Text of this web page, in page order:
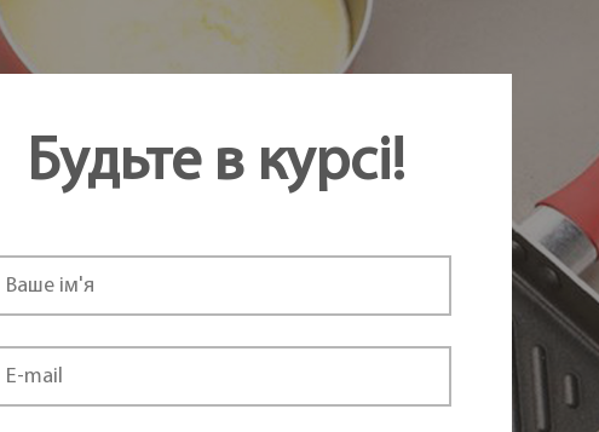
22 см
ЧехіяБудьте в курсі!